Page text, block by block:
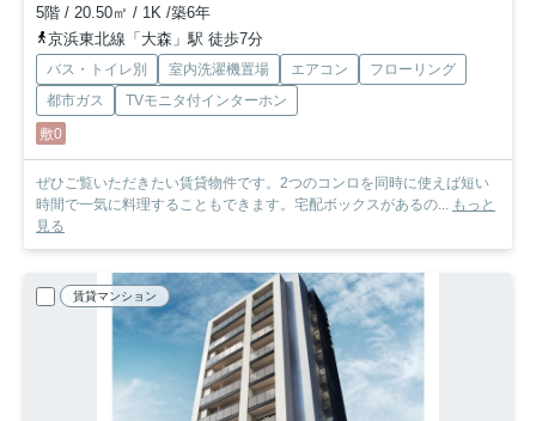
5階 / 20.50㎡ / 1K /築6年
京浜東北線「大森」駅 徒歩7分
バス・トイレ別 室内洗濯機置場 エアコン
フローリング
都市ガス
TVモニタ付インターホン
敷0
ぜひご覧いただきたい賃貸物件です。2つのコンロを同時に使えば短い
時間で一気に料理することもできます。宅配ボックスがあるの...
もっと
見る
賃貸マンション